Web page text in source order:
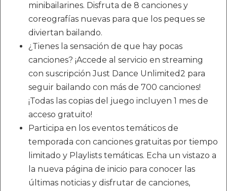
minibailarines. Disfruta de 8 canciones y
coreografías nuevas para que los peques se
diviertan bailando.
¿Tienes la sensación de que hay pocas
canciones? ¡Accede al servicio en streaming
con suscripción Just Dance Unlimited2 para
seguir bailando con más de 700 canciones!
¡Todas las copias del juego incluyen 1 mes de
acceso gratuito!
Participa en los eventos temáticos de
temporada con canciones gratuitas por tiempo
limitado y Playlists temáticas. Echa un vistazo a
la nueva página de inicio para conocer las
últimas noticias y disfrutar de canciones,